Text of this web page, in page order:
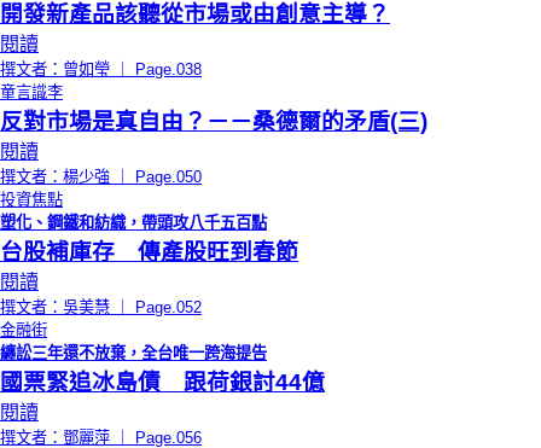
開發新產品該聽從市場或由創意主導？
閱讀
撰文者：曾如瑩 ｜ Page.038
童言識李
反對市場是真自由？－－桑德爾的矛盾(三)
閱讀
撰文者：楊少強 ｜ Page.050
投資焦點
塑化、鋼鐵和紡織，帶頭攻八千五百點
台股補庫存 傳產股旺到春節
閱讀
撰文者：吳美慧 ｜ Page.052
金融街
纏訟三年還不放棄，全台唯一跨海提告
國票緊追冰島債 跟荷銀討44億
閱讀
撰文者：鄧麗萍 ｜ Page.056